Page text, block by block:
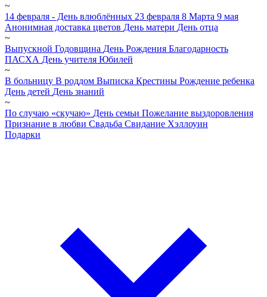
~
14 февраля - День влюблённых 23 февраля 8 Марта 9 мая
Анонимная доставка цветов День матери День отца
~
Выпускной Годовщина День Рождения Благодарность
ПАСХА День учителя Юбилей
~
В больницу В роддом Выписка Крестины Рождение ребенка
День детей День знаний
~
По случаю «скучаю» День семьи Пожелание выздоровления
Признание в любви Свадьба Свидание Хэллоуин
Подарки